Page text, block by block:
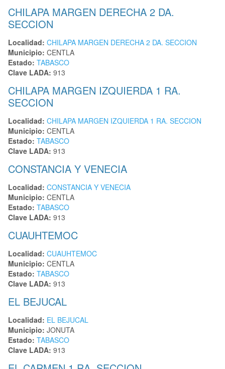
CHILAPA MARGEN DERECHA 2 DA.
SECCION
Localidad: CHILAPA MARGEN DERECHA 2 DA. SECCION
Municipio: CENTLA
Estado: TABASCO
Clave LADA: 913
CHILAPA MARGEN IZQUIERDA 1 RA.
SECCION
Localidad: CHILAPA MARGEN IZQUIERDA 1 RA. SECCION
Municipio: CENTLA
Estado: TABASCO
Clave LADA: 913
CONSTANCIA Y VENECIA
Localidad: CONSTANCIA Y VENECIA
Municipio: CENTLA
Estado: TABASCO
Clave LADA: 913
CUAUHTEMOC
Localidad: CUAUHTEMOC
Municipio: CENTLA
Estado: TABASCO
Clave LADA: 913
EL BEJUCAL
Localidad: EL BEJUCAL
Municipio: JONUTA
Estado: TABASCO
Clave LADA: 913